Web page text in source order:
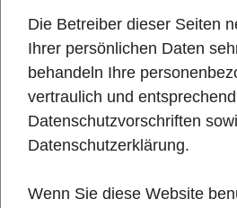
Die Betreiber dieser Seiten
Ihrer persönlichen Daten
behandeln Ihre
vertraulich und
Datenschutzvorschriften
Datenschutzerklärung.
Wenn Sie diese Website